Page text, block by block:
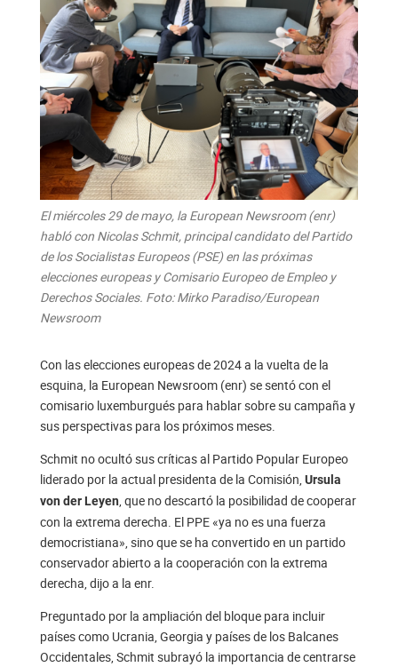
El miércoles 29 de mayo, la European Newsroom (enr)
habló con Nicolas Schmit, principal candidato del Partido
de los Socialistas Europeos (PSE) en las próximas
elecciones europeas y Comisario Europeo de Empleo y
Derechos Sociales. Foto: Mirko Paradiso/European
Newsroom
Con las elecciones europeas de 2024 a la vuelta de la
esquina, la European Newsroom (enr) se sentó con el
comisario luxemburgués para hablar sobre su campaña y
sus perspectivas para los próximos meses.
Schmit no ocultó sus críticas al Partido Popular Europeo
liderado por la actual presidenta de la Comisión, Ursula
von der Leyen , que no descartó la posibilidad de cooperar
con la extrema derecha. El PPE «ya no es una fuerza
democristiana», sino que se ha convertido en un partido
conservador abierto a la cooperación con la extrema
derecha, dijo a la enr.
Preguntado por la ampliación del bloque para incluir
países como Ucrania, Georgia y países de los Balcanes
Occidentales, Schmit subrayó la importancia de centrarse